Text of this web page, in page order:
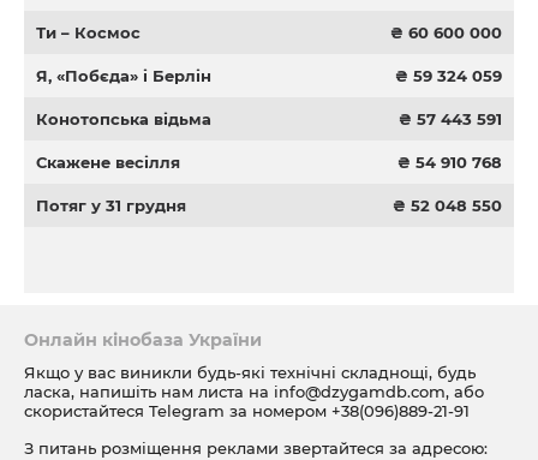
Ти – Космос ₴ 60 600 000
Я, «Побєда» і Берлін ₴ 59 324 059
Конотопська відьма ₴ 57 443 591
Скажене весілля ₴ 54 910 768
Потяг у 31 грудня ₴ 52 048 550
Онлайн кінобаза України
Якщо у вас виникли будь-які технічні складнощі, будь
ласка, напишіть нам листа на info@dzygamdb.com, або
скористайтеся Telegram за номером +38(096)889-21-91
З питань розміщення реклами звертайтеся за адресою: